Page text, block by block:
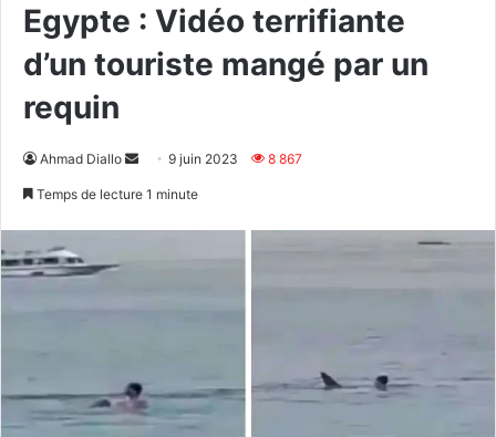
Egypte : Vidéo terrifiante
d’un touriste mangé par un
requin
Ahmad Diallo
Envoyer9 juin 2023 8 867
Temps de lecture 1 minute